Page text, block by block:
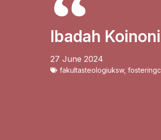
Ibadah
27 June 2024
fakultasteologiuksw,